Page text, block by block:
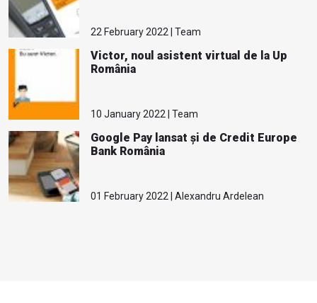
22 February 2022 | Team
Victor, noul asistent virtual de la Up
România
10 January 2022 | Team
Google Pay lansat și de Credit Europe
Bank România
01 February 2022 | Alexandru Ardelean